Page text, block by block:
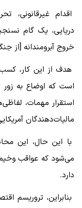
اقدام غیرقانونی،
دریایی، یک گام
خروج آبرومندانه
هدف از این کار،
است که اوضاع به
استقرار مهمات،
مالیات‌دهندگان
با این حال، این
می‌شود که عواقب
دارد.
بنابراین، تروریسم